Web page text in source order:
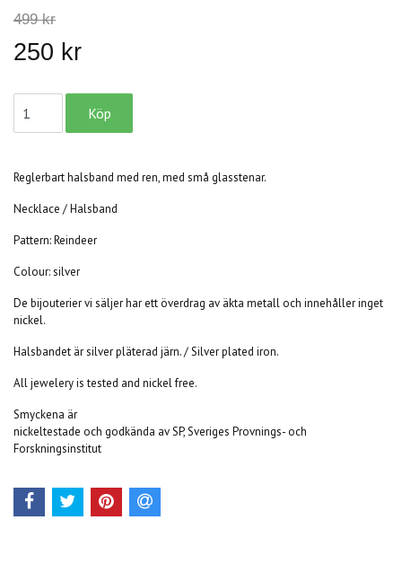
499 kr
250 kr
Reglerbart halsband med ren, med små glasstenar.
Necklace / Halsband
Pattern: Reindeer
Colour: silver
De bijouterier vi säljer har ett överdrag av äkta metall och innehåller inget
nickel.
Halsbandet är silver pläterad järn. / Silver plated iron.
All jewelery is tested and nickel free.
Smyckena är
nickeltestade och godkända av SP, Sveriges Provnings- och
Forskningsinstitut